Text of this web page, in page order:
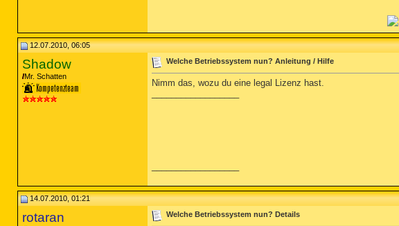
12.07.2010, 06:05
Shadow
Mr. Schatten
Welche Betriebssystem nun? Anleitung / Hilfe
Nimm das, wozu du eine legal Lizenz hast.
14.07.2010, 01:21
rotaran Welche Betriebssystem nun? Details